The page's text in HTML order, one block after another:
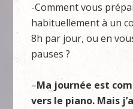
-Comment vous
habituellement à un
8h par jour, ou en
pauses ?
–Ma journée est
vers le piano. Mais